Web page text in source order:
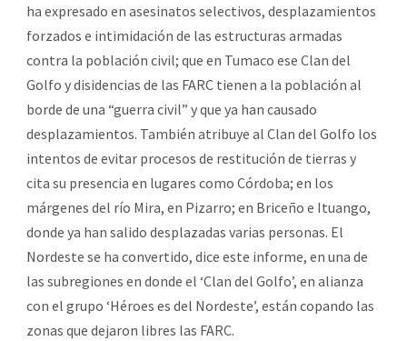
ha expresado en asesinatos selectivos, desplazamientos
forzados e intimidación de las estructuras armadas
contra la población civil; que en Tumaco ese Clan del
Golfo y disidencias de las FARC tienen a la población al
borde de una “guerra civil” y que ya han causado
desplazamientos. También atribuye al Clan del Golfo los
intentos de evitar procesos de restitución de tierras y
cita su presencia en lugares como Córdoba; en los
márgenes del río Mira, en Pizarro; en Briceño e Ituango,
donde ya han salido desplazadas varias personas. El
Nordeste se ha convertido, dice este informe, en una de
las subregiones en donde el ‘Clan del Golfo’, en alianza
con el grupo ‘Héroes es del Nordeste’, están copando las
zonas que dejaron libres las FARC.